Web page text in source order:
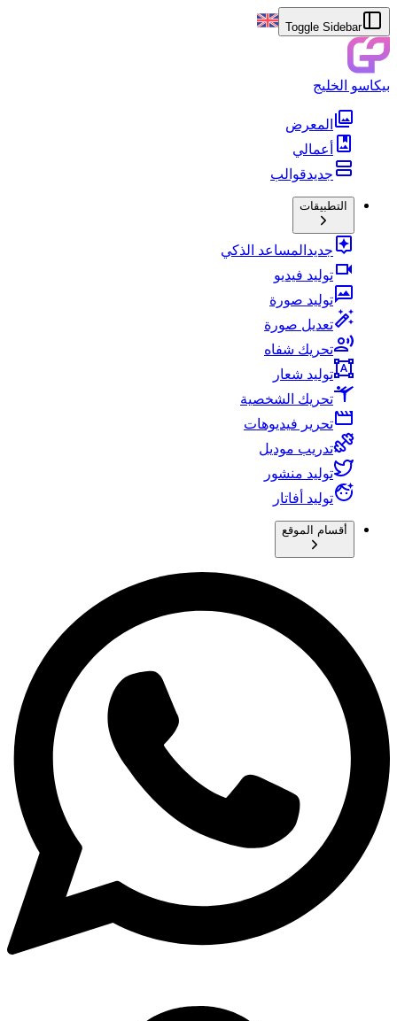
Toggle Sidebar
بيكاسو الخليج
المعرض
أعمالي
جديدقوالب
التطبيقات
جديد المساعد الذكي
توليد فيديو
توليد صورة
تعديل صورة
تحريك شفاه
توليد شعار
تحريك الشخصية
تحرير فيديوهات
تدريب موديل
توليد منشور
توليد أفاتار
أقسام الموقع